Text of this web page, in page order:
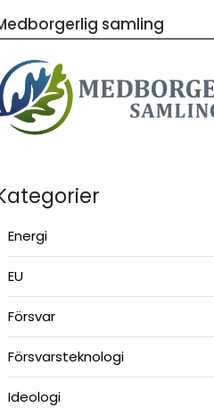
samling
Energi
EU
Försvar
Försvarsteknologi
Ideologi